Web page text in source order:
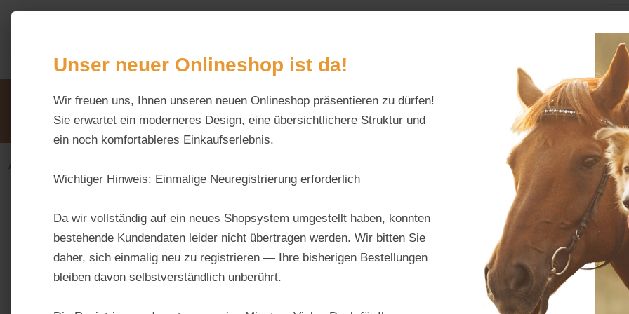
Hauptinhalt springen
Zur Suche springen
Alles fürs
Unsere VorteileBeratung via WhatsApp:
0176 / 99 66 31 80
Schreiben Sie uns:
info@tierfutter-fischer.de
Öffnungszeiten:
Mo–Fr: 9–18 Uhr ·
Alles fürs Pferd
Hersteller Besondere Inhaltsstoffe / Zusammensetzung Besonderheiten / Qualitätsmerkmale
Unser neuer Onlineshop ist da!
Wir freuen uns, Ihnen unseren neuen Onlineshop präsentieren zu dürfen!
Sie erwartet ein moderneres Design, eine übersichtlichere Struktur und
ein noch komfortableres Einkaufserlebnis.
Wichtiger Hinweis: Einmalige Neuregistrierung erforderlich
Da wir vollständig auf ein neues Shopsystem umgestellt haben, konnten
bestehende Kundendaten leider nicht übertragen werden. Wir bitten Sie
daher, sich einmalig neu zu registrieren — Ihre bisherigen Bestellungen
bleiben davon selbstverständlich unberührt.